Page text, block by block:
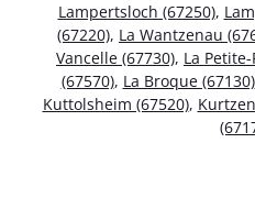
Lampertsloch (67250),
(67220), La Wantzenau
Vancelle (67730), La
(67570), La Broque (67130)
Kuttolsheim (67520),